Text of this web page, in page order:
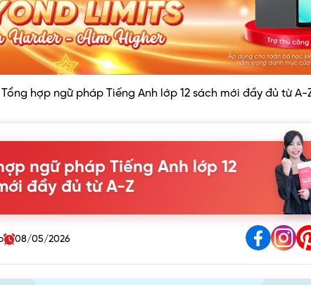
Tổng hợp ngữ pháp Tiếng Anh lớp 12 sách mới đầy đủ từ A-
ngữ pháp Tiếng Anh lớp 12
đầy đủ từ A-Z
08/05/2026